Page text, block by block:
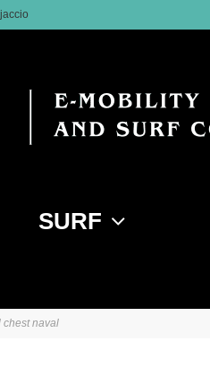
SURF
chest naval